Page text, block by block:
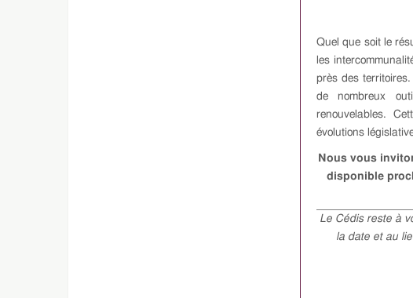
Quel que soit le
les
près des
de nombreux
renouvelables.
évolutions
Nous vous
disponible
Le Cédis reste à
la date et au